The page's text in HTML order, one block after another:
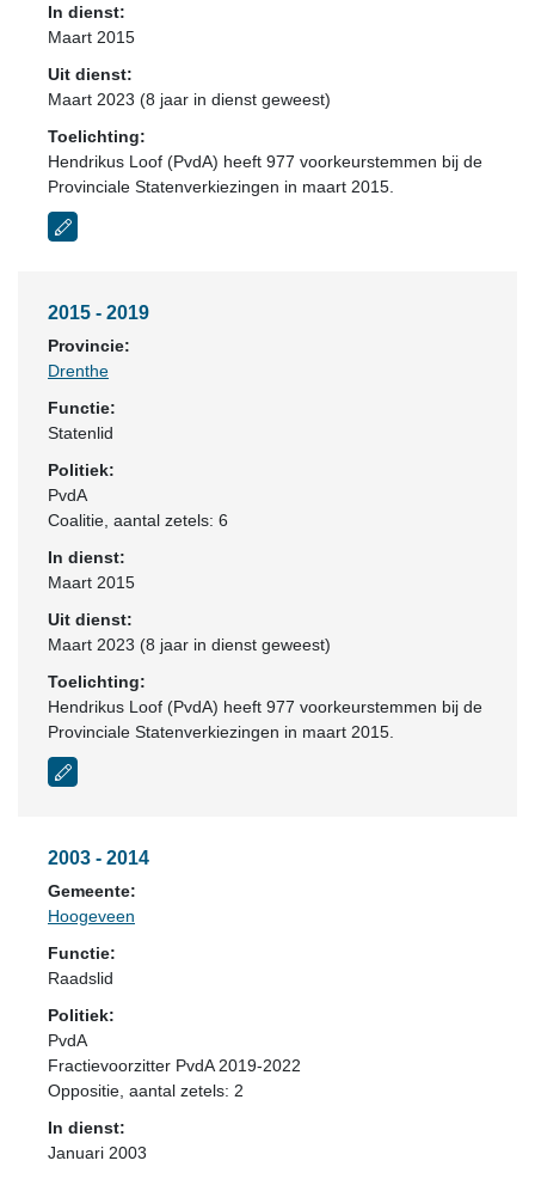
In dienst:
Maart 2015
Uit dienst:
Maart 2023 (8 jaar in dienst geweest)
Toelichting:
Hendrikus Loof (PvdA) heeft 977 voorkeurstemmen bij de
Provinciale Statenverkiezingen in maart 2015.
2015 - 2019
Provincie:
Drenthe
Functie:
Statenlid
Politiek:
PvdA
Coalitie , aantal zetels: 6
In dienst:
Maart 2015
Uit dienst:
Maart 2023 (8 jaar in dienst geweest)
Toelichting:
Hendrikus Loof (PvdA) heeft 977 voorkeurstemmen bij de
Provinciale Statenverkiezingen in maart 2015.
2003 - 2014
Gemeente:
Hoogeveen
Functie:
Raadslid
Politiek:
PvdA
Fractievoorzitter PvdA 2019-2022
Oppositie , aantal zetels: 2
In dienst:
Januari 2003